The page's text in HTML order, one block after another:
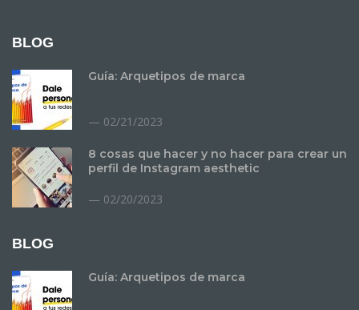
BLOG
Guía: Arquetipos de marca
02/21/2023
8 cosas que hacer y no hacer para crear un
perfil de Instagram aesthetic
02/20/2023
BLOG
Guía: Arquetipos de marca